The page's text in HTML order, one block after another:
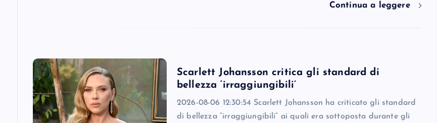
Continua a leggere
Scarlett Johansson critica gli standard di
bellezza ‘irraggiungibili’
2026-08-06 12:30:54 Scarlett Johansson ha criticato gli standard
di bellezza “irraggiungibili” ai quali era sottoposta durante gli